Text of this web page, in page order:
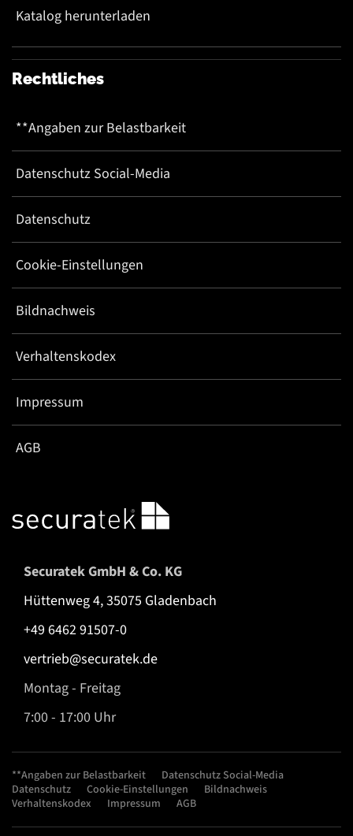
Katalog herunterladen
Rechtliches
**Angaben zur Belastbarkeit
Datenschutz Social-Media
Datenschutz
Cookie-Einstellungen
Bildnachweis
Verhaltenskodex
Impressum
AGB
Securatek GmbH & Co. KG
Hüttenweg 4, 35075 Gladenbach
+49 6462 91507-0
vertrieb@securatek.de
Montag - Freitag
7:00 - 17:00 Uhr
**Angaben zur Belastbarkeit
Datenschutz Social-Media
Datenschutz
Cookie-Einstellungen
Bildnachweis
Verhaltenskodex
Impressum AGB